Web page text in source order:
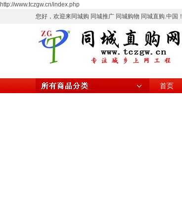
http://www.tczgw.cn/index.php
您好，欢迎来同城购 同城推广 同城购物 同城直购.中国！
所有商品分类 首页